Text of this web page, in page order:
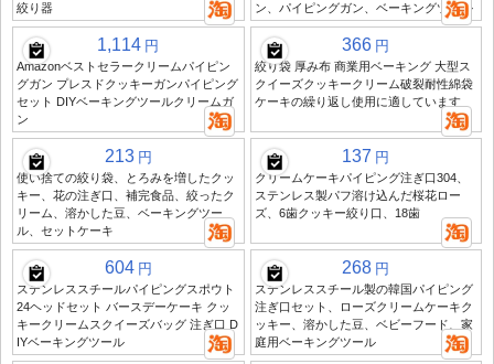
絞り器
ン、パイピングガン、ベーキングツール
1,114 円
Amazonベストセラークリームパイピン
グガン プレスドクッキーガンパイピング
セット DIYベーキングツールクリームガ
ン
366 円
絞り袋 厚み布 商業用ベーキング 大型ス
クイーズクッキークリーム破裂耐性綿袋
ケーキの繰り返し使用に適しています
213 円
使い捨ての絞り袋、とろみを増したクッ
キー、花の注ぎ口、補完食品、絞ったク
リーム、溶かした豆、ベーキングツー
ル、セットケーキ
137 円
クリームケーキパイピング注ぎ口304、
ステンレス製パフ溶け込んだ桜花ロー
ズ、6歯クッキー絞り口、18歯
604 円
ステンレススチールパイピングスポウト
24ヘッドセット バースデーケーキ クッ
キークリームスクイーズバッグ 注ぎ口 D
IYベーキングツール
268 円
ステンレススチール製の韓国パイピング
注ぎ口セット、ローズクリームケーキク
ッキー、溶かした豆、ベビーフード、家
庭用ベーキングツール